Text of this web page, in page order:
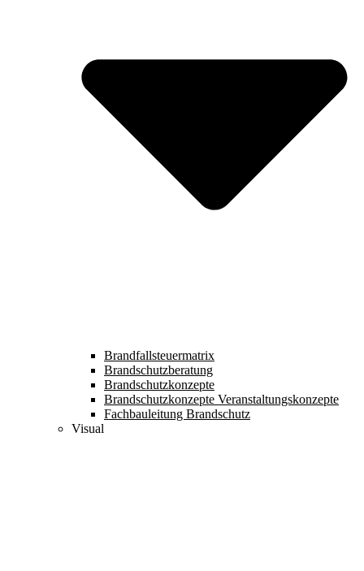
Brandfallsteuermatrix
Brandschutzberatung
Brandschutzkonzepte
Brandschutzkonzepte Veranstaltungskonzepte
Fachbauleitung Brandschutz
Visual